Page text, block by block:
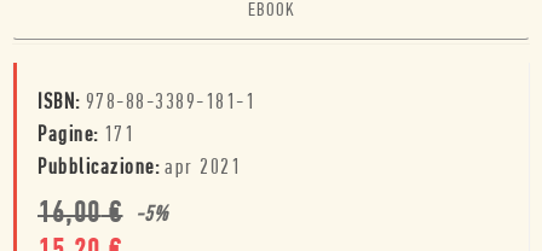
EBOOK
ISBN: 978-88-3389-181-1
Pagine: 171
Pubblicazione: apr 2021
16,00€ -5%